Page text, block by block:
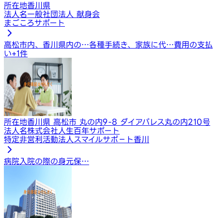
所在地香川県
法人名一般社団法人 献身会
まごころサポート
高松市内、香川県内の…各種手続き、家族に代…費用の支払
い+1件
所在地香川県 高松市 丸の内9-8 ダイアパレス丸の内210号
法人名株式会社人生百年サポート
特定非営利活動法人スマイルサポ－ト香川
病院入院の際の身元保…